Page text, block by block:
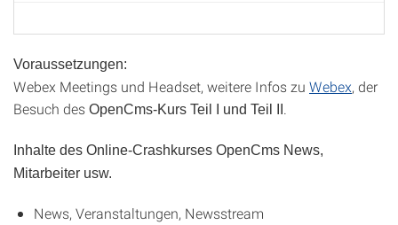
Voraussetzungen:
Webex Meetings und Headset, weitere Infos zu Webex, der
Besuch des OpenCms-Kurs Teil I und Teil II
Inhalte des Online-Crashkurses OpenCms News,
Mitarbeiter usw.
News, Veranstaltungen, Newsstream